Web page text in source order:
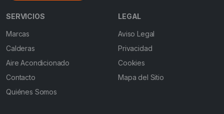
SERVICIOS
Marcas
Calderas
Aire Acondicionado
Contacto
Quiénes Somos
LEGAL
Aviso Legal
Privacidad
Cookies
Mapa del Sitio